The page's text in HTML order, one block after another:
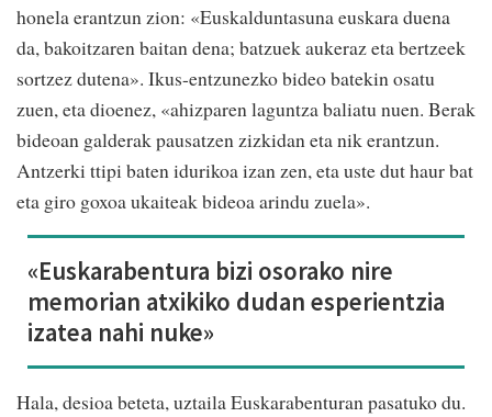
honela erantzun zion: «Euskalduntasuna euskara duena
da, bakoitzaren baitan dena; batzuek aukeraz eta bertzeek
sortzez dutena». Ikus-entzunezko bideo batekin osatu
zuen, eta dioenez, «ahizparen laguntza baliatu nuen. Berak
bideoan galderak pausatzen zizkidan eta nik erantzun.
Antzerki ttipi baten idurikoa izan zen, eta uste dut haur bat
eta giro goxoa ukaiteak bideoa arindu zuela».
«Euskarabentura bizi osorako nire
memorian atxikiko dudan esperientzia
izatea nahi nuke»
Hala, desioa beteta, uztaila Euskarabenturan pasatuko du.